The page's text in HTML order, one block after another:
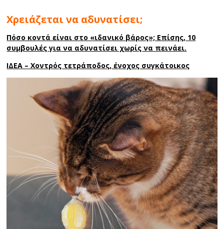
Χρειάζεται να αδυνατίσει;
Πόσο κοντά είναι στο «ιδανικό βάρος»; Επίσης, 10
συμβουλές για να αδυνατίσει χωρίς να πεινάει.
ΙΔΕΑ – Χοντρός τετράποδος, ένοχος συγκάτοικος